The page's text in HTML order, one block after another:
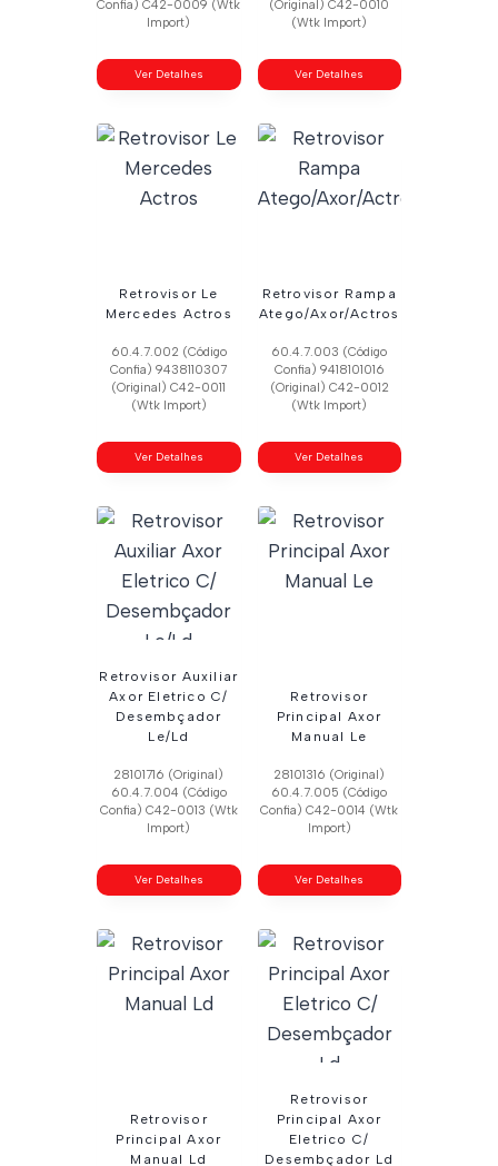
Confia) C42-0009 (Wtk
Import)
Ver Detalhes
(Original) C42-0010
(Wtk Import)
Ver Detalhes
Retrovisor Le
Mercedes Actros
60.4.7.002 (Código
Confia) 9438110307
(Original) C42-0011
(Wtk Import)
Ver Detalhes
Retrovisor Rampa
Atego/Axor/Actros
60.4.7.003 (Código
Confia) 9418101016
(Original) C42-0012
(Wtk Import)
Ver Detalhes
Retrovisor Auxiliar
Axor Eletrico C/
Desembçador
Le/Ld
28101716 (Original)
60.4.7.004 (Código
Confia) C42-0013 (Wtk
Import)
Ver Detalhes
Retrovisor
Principal Axor
Manual Le
28101316 (Original)
60.4.7.005 (Código
Confia) C42-0014 (Wtk
Import)
Ver Detalhes
Retrovisor
Principal Axor
Manual Ld
Retrovisor
Principal Axor
Eletrico C/
Desembçador Ld